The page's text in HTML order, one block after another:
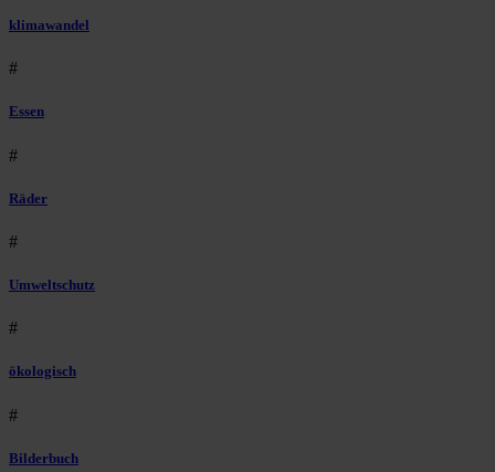
klimawandel
#
Essen
#
Räder
#
Umweltschutz
#
ökologisch
#
Bilderbuch